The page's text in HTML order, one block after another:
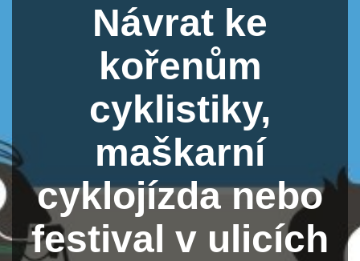
Návrat ke
kořenům
cyklistiky,
maškarní
cyklojízda nebo
festival v ulicích